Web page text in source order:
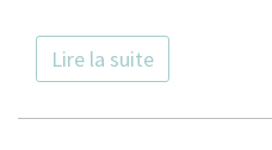
Lire la suite